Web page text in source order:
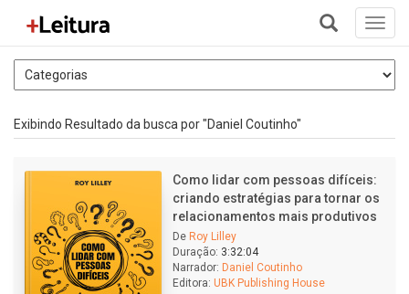
+
Exibindo Resultado da busca por "Daniel Coutinho"
Como lidar com pessoas difíceis:
criando estratégias para tornar os
relacionamentos mais produtivos
De Roy Lilley
Duração: 3:32:04
Narrador: Daniel Coutinho
Editora: UBK Publishing House